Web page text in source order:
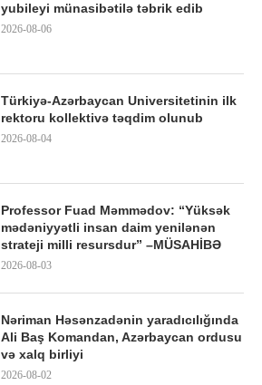
yubileyi münasibətilə təbrik edib
2026-08-06
Türkiyə-Azərbaycan Universitetinin ilk
rektoru kollektivə təqdim olunub
2026-08-04
Professor Fuad Məmmədov: “Yüksək
mədəniyyətli insan daim yenilənən
strateji milli resursdur” –MÜSAHİBƏ
2026-08-03
Nəriman Həsənzadənin yaradıcılığında
Ali Baş Komandan, Azərbaycan ordusu
və xalq birliyi
2026-08-02